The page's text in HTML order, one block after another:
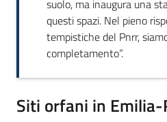
suolo, ma inaugura una
questi spazi. Nel pieno
tempistiche del Pnrr,
completamento”.
Siti orfani in Emilia-